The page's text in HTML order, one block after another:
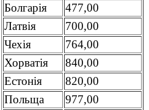
Болгарія
477,00
Латвія
700,00
Чехія
764,00
Хорватія
840,00
Естонія
820,00
Польща
977,00